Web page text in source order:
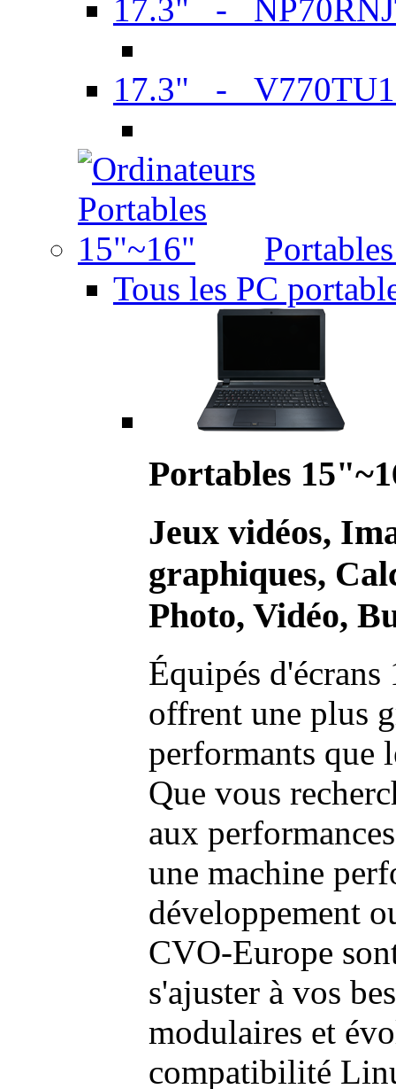
17.3" -
17.3" -
Tous les PC
Portables
Jeux vidéos,
graphiques,
Photo, Vidéo,
Équipés
offrent une plus
performants que
Que vous
aux
une machine
développement
CVO-Europe
s'ajuster à vos
modulaires et
compatibilité